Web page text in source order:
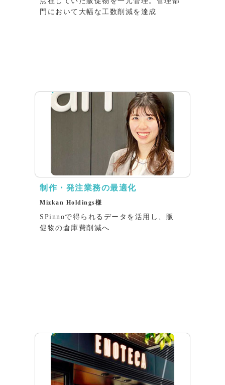
門において大幅な工数削減を達成
制作・発注業務の最適化
Mizkan Holdings様
SPinnoで得られるデータを活用し、販
促物の倉庫費削減へ